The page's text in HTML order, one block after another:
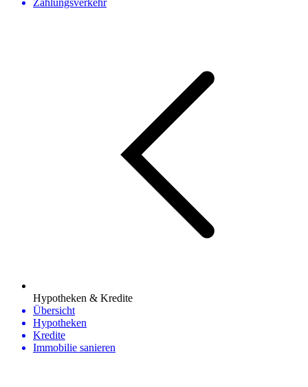
Zahlungsverkehr
Hypotheken & Kredite
Übersicht
Hypotheken
Kredite
Immobilie sanieren